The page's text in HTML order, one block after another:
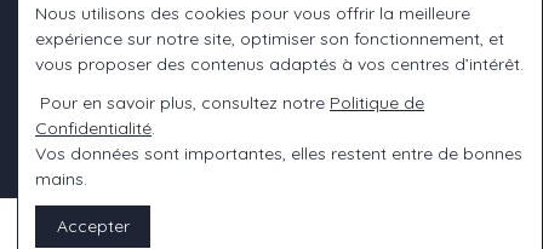
Informations
Contact us
Nous utilisons des cookies pour vous offrir la meilleure
expérience sur notre site, optimiser son fonctionnement, et
vous proposer des contenus adaptés à vos centres d’intérêt.
Pour en savoir plus, consultez notre Politique de
Confidentialité.
Vos données sont importantes, elles restent entre de bonnes
mains.
Accepter